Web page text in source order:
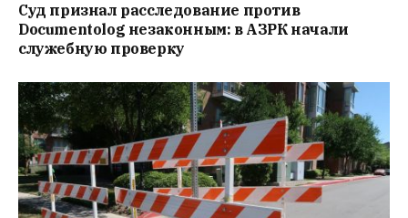
Суд признал расследование против
Documentolog незаконным: в АЗРК начали
служебную проверку